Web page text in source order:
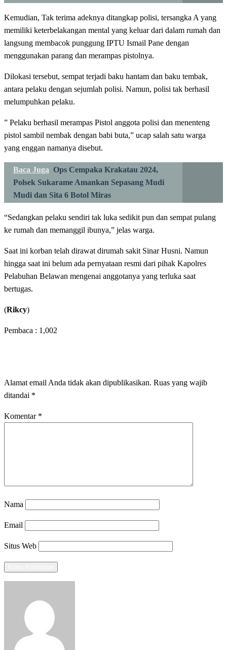
Kemudian, Tak terima adeknya ditangkap polisi, tersangka A yang
memiliki keterbelakangan mental yang keluar dari dalam rumah dan
langsung membacok punggung IPTU Ismail Pane dengan
menggunakan parang dan merampas pistolnya.
Dilokasi tersebut, sempat terjadi baku hantam dan baku tembak,
antara pelaku dengan sejumlah polisi. Namun, polisi tak berhasil
melumpuhkan pelaku.
” Pelaku berhasil merampas Pistol anggota polisi dan menenteng
pistol sambil nembak dengan babi buta,” ucap salah satu warga
yang enggan namanya disebut.
Baca Juga Ops Cempaka Krakatau 2024,
Polsek Sukarame Amankan Sepasang Mudi
Mudi dan Sita 6 Botol Miras
“Sedangkan pelaku sendiri tak luka sedikit pun dan sempat pulang
ke rumah dan memanggil ibunya,” jelas warga.
Saat ini korban telah dirawat dirumah sakit Sinar Husni. Namun
hingga saat ini belum ada pernyataan resmi dari pihak Kapolres
Pelabuhan Belawan mengenai anggotanya yang terluka saat
bertugas.
(Rikcy)
Pembaca : 1,002
Alamat email Anda tidak akan dipublikasikan. Ruas yang wajib
ditandai *
Komentar *
Nama
Email
Situs Web